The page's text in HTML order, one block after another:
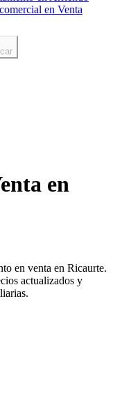
en Venta
en
en venta en Ricaurte.
actualizados y